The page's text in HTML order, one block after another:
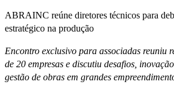
ABRAINC reúne diretores técnicos para
estratégico na produção
Encontro exclusivo para associadas reuniu
de 20 empresas e discutiu desafios,
gestão de obras em grandes